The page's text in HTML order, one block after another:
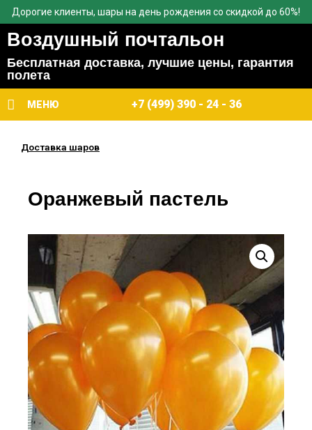
Дорогие клиенты, шары на день рождения со скидкой до 60%!
Воздушный почтальон
Бесплатная доставка, лучшие цены, гарантия
полета
МЕНЮ +7 (499) 390 - 24 - 36
Доставка шаров
Оранжевый пастель